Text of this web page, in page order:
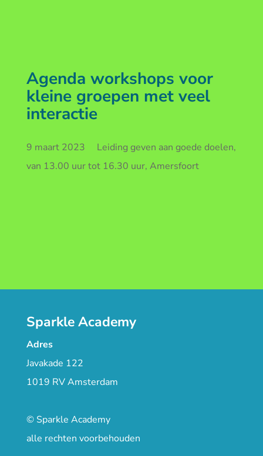
Agenda workshops voor
kleine groepen met veel
interactie
9 maart 2023 Leiding geven aan goede doelen,
van 13.00 uur tot 16.30 uur, Amersfoort
Sparkle Academy
Adres
Javakade 122
1019 RV Amsterdam
© Sparkle Academy
alle rechten voorbehouden